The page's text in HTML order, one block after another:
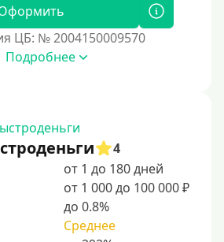
лет
лет
лет
лет
ЦБ: № 2004150009570
Подробнее
4
от 1 до 180 дней
от 1 000 до 100 000 ₽
до 0.8%
Среднее